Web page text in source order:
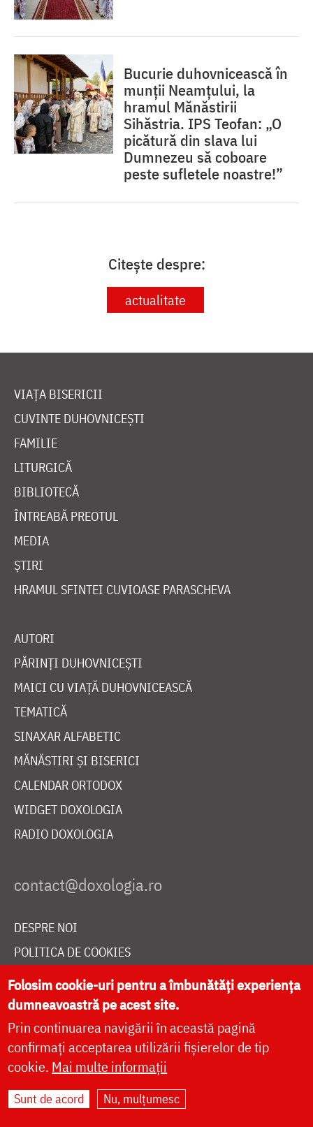
Bucurie duhovnicească în
munții Neamțului, la
hramul Mănăstirii
Sihăstria. IPS Teofan: „O
picătură din slava lui
Dumnezeu să coboare
peste sufletele noastre!”
Citește despre:
actualitate
VIAȚA BISERICII
CUVINTE DUHOVNICEȘTI
FAMILIE
LITURGICĂ
BIBLIOTECĂ
ÎNTREABĂ PREOTUL
MEDIA
ȘTIRI
HRAMUL SFINTEI CUVIOASE PARASCHEVA
AUTORI
PĂRINȚI DUHOVNICEȘTI
MAICI CU VIAȚĂ DUHOVNICEASCĂ
TEMATICĂ
SINAXAR ALFABETIC
MĂNĂSTIRI ȘI BISERICI
CALENDAR ORTODOX
WIDGET DOXOLOGIA
RADIO DOXOLOGIA
DESPRE NOI
POLITICA DE COOKIES
DONEAZĂ ONLINE PENTRU CATEDRALA NAȚIONALĂ
LIVE
Site dezvoltat deDOXOLOGIA MEDIA
Arhiepiscopia Iașilor | ©
Folosim cookie-uri pentru a îmbunătăți experiența
dumneavoastră pe acest site.
Prin continuarea navigării în această pagină
confirmați acceptarea utilizării fișierelor de tip
cookie. Mai multe informații
Sunt de acord Nu, mulțumesc